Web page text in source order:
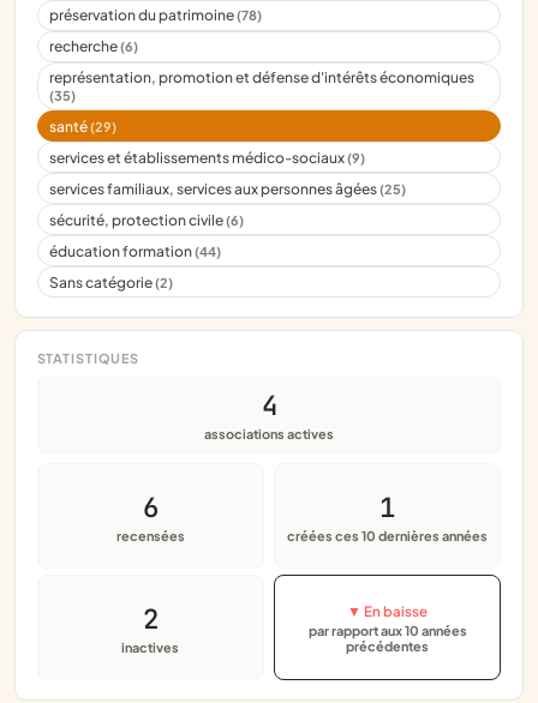
préservation du patrimoine(78)
recherche(6)
représentation, promotion et défense d'intérêts économiques
(35)
santé(29)
services et établissements médico-sociaux(9)
services familiaux, services aux personnes âgées(25)
sécurité, protection civile(6)
éducation formation(44)
Sans catégorie(2)
STATISTIQUES
4
associations actives
6
recensées
1
créées ces 10 dernières années
2
inactives
▼ En baisse
par rapport aux 10 années
précédentes